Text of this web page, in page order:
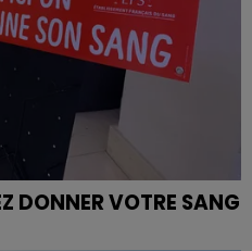
DONNER VOTRE SANG